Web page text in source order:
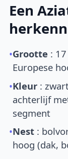
Een
•Grootte :
Europese
•Kleur :
achterlijf
segment
•Nest :
hoog (dak,